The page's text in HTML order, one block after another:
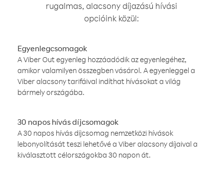
rugalmas, alacsony díjazású hívási
opcióink közül:
Egyenlegcsomagok
A Viber Out egyenleg hozzáadódik az egyenlegéhez,
amikor valamilyen összegben vásárol. A egyenleggel a
Viber alacsony tarifáival indíthat hívásokat a világ
bármely országába.
30 napos hívás díjcsomagok
A 30 napos hívás díjcsomag nemzetközi hívások
lebonyolítását teszi lehetővé a Viber alacsony díjaival a
kiválasztott célországokba 30 napon át.